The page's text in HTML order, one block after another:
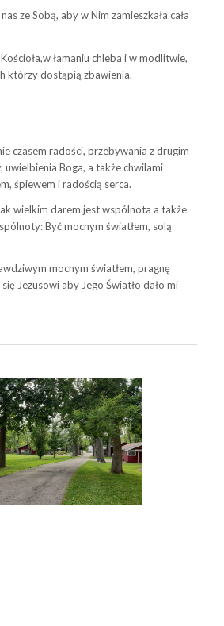
ze Sobą, aby w Nim zamieszkała cała
łamaniu chleba i w modlitwie,
którzy dostąpią zbawienia.
czasem radości, przebywania z drugim
uwielbienia Boga, a także chwilami
śpiewem i radością serca.
wielkim darem jest wspólnota a także
Być mocnym światłem, solą
mocnym światłem, pragnę
Jezusowi aby Jego Światło dało mi